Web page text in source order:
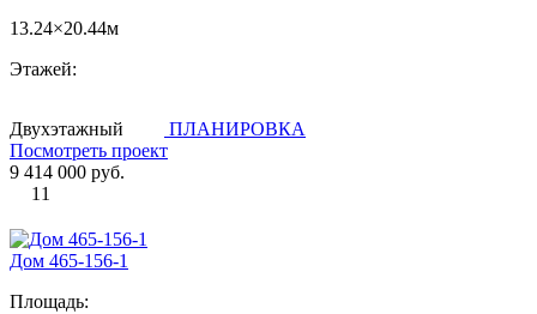
13.24×20.44м
Этажей:
Двухэтажный
ПЛАНИРОВКА
Посмотреть проект
9 414 000 руб.
11
Дом 465-156-1
Площадь: